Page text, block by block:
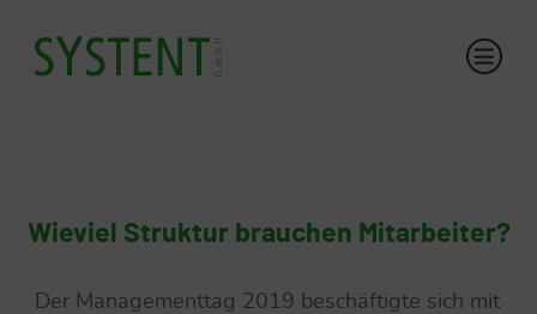
Wieviel Struktur brauchen Mitarbeiter?
Der Managementtag 2019 beschäftigte sich mit